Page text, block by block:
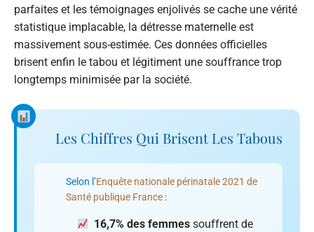
parfaites et les témoignages enjolivés se cache une vérité
statistique implacable, la détresse maternelle est
massivement sous-estimée. Ces données officielles
brisent enfin le tabou et légitiment une souffrance trop
longtemps minimisée par la société.
Les Chiffres Qui Brisent Les Tabous
Selon l’Enquête nationale périnatale 2021 de
Santé publique France :
16,7% des femmes souffrent de